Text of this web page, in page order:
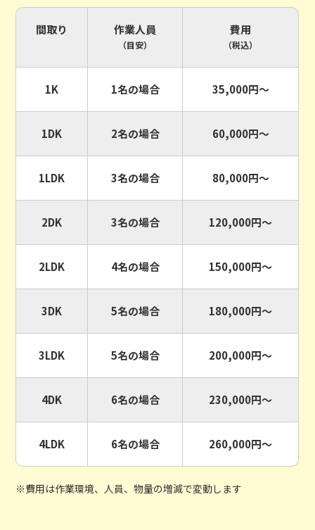
間取り 作業人員
（目安）
費用
（税込）
1K 1名の場合 35,000円〜
1DK 2名の場合 60,000円〜
1LDK 3名の場合 80,000円〜
2DK 3名の場合 120,000円〜
2LDK 4名の場合 150,000円〜
3DK 5名の場合 180,000円〜
3LDK 5名の場合 200,000円〜
4DK 6名の場合 230,000円〜
4LDK 6名の場合 260,000円〜
※費用は作業環境、人員、物量の増減で変動します